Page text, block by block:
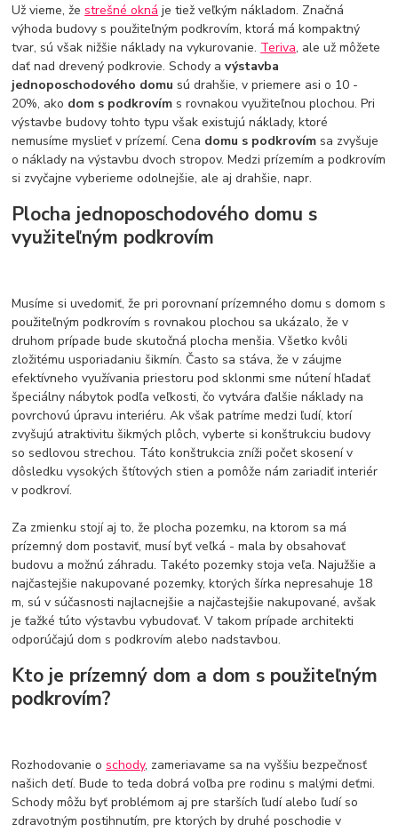
Už vieme, žestrešné okná je tiež veľkým nákladom. Značná
výhoda budovy s použiteľným podkrovím, ktorá má kompaktný
tvar, sú však nižšie náklady na vykurovanie. Teriva, ale už môžete
dať nad drevený podkrovie. Schody avýstavba
jednoposchodového domu sú drahšie, v priemere asi o 10 -
20%, ako dom s podkrovím s rovnakou využiteľnou plochou. Pri
výstavbe budovy tohto typu však existujú náklady, ktoré
nemusíme myslieť v prízemí. Cena domu s podkrovím sa zvyšuje
o náklady na výstavbu dvoch stropov. Medzi prízemím a podkrovím
si zvyčajne vyberieme odolnejšie, ale aj drahšie, napr.
Plocha jednoposchodového domu s
využiteľným podkrovím
Musíme si uvedomiť, že pri porovnaní prízemného domu s domom s
použiteľným podkrovím s rovnakou plochou sa ukázalo, že v
druhom prípade bude skutočná plocha menšia. Všetko kvôli
zložitému usporiadaniu šikmín. Často sa stáva, že v záujme
efektívneho využívania priestoru pod sklonmi sme nútení hľadať
špeciálny nábytok podľa veľkosti, čo vytvára ďalšie náklady na
povrchovú úpravu interiéru. Ak však patríme medzi ľudí, ktorí
zvyšujú atraktivitu šikmých plôch, vyberte si konštrukciu budovy
so sedlovou strechou. Táto konštrukcia zníži počet skosení v
dôsledku vysokých štítových stien a pomôže nám zariadiť interiér
v podkroví.
Za zmienku stojí aj to, že plocha pozemku, na ktorom sa má
prízemný dom postaviť, musí byť veľká - mala by obsahovať
budovu a možnú záhradu. Takéto pozemky stoja veľa. Najužšie a
najčastejšie nakupované pozemky, ktorých šírka nepresahuje 18
m, sú v súčasnosti najlacnejšie a najčastejšie nakupované, avšak
je ťažké túto výstavbu vybudovať. V takom prípade architekti
odporúčajú dom s podkrovím alebo nadstavbou.
Kto je prízemný dom a dom s použiteľným
podkrovím?
Rozhodovanie oschody, zameriavame sa na vyššiu bezpečnosť
našich detí. Bude to teda dobrá voľba pre rodinu s malými deťmi.
Schody môžu byť problémom aj pre starších ľudí alebo ľudí so
zdravotným postihnutím, pre ktorých by druhé poschodie v